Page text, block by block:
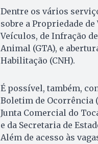
Dentre os vários
sobre a Propriedade
Veículos, de Infração
Animal (GTA), e
Habilitação (CNH).
É possível, também,
Boletim de Ocorrência
Junta Comercial do
e da Secretaria de
Além de acesso às